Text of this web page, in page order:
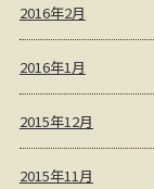
2016年2月
2016年1月
2015年12月
2015年11月